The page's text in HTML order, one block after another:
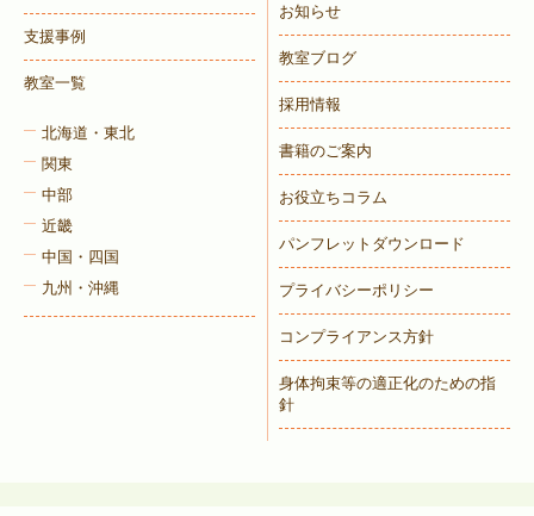
支援事例
教室一覧
北海道・東北
関東
中部
近畿
中国・四国
九州・沖縄
お知らせ
教室ブログ
採用情報
書籍のご案内
お役立ちコラム
パンフレットダウンロード
プライバシーポリシー
コンプライアンス方針
身体拘束等の適正化のための指
針